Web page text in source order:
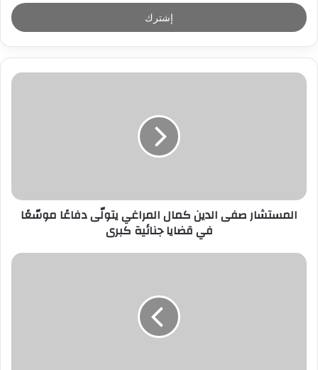
خ
ل
ر
د
ر
المستشار صفى الدين كمال المراغي يتولّى دفاعًا موسّعًا
في قضايا جنائية كبرى